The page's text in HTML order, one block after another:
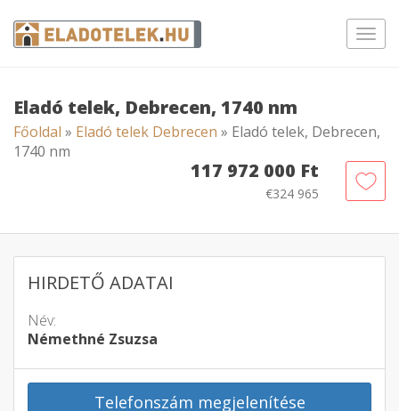
Eladó telek, Debrecen, 1740 nm
Főoldal » Eladó telek Debrecen » Eladó telek, Debrecen,
1740 nm
117 972 000 Ft
€324 965
HIRDETŐ ADATAI
Név:
Némethné Zsuzsa
Telefonszám megjelenítése